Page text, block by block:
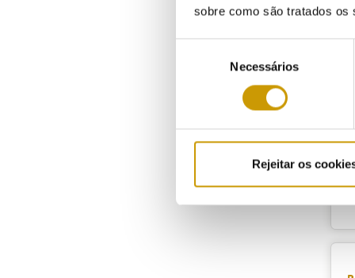
sobre como são tratados os
consentimento
Necessários
Rejeitar os